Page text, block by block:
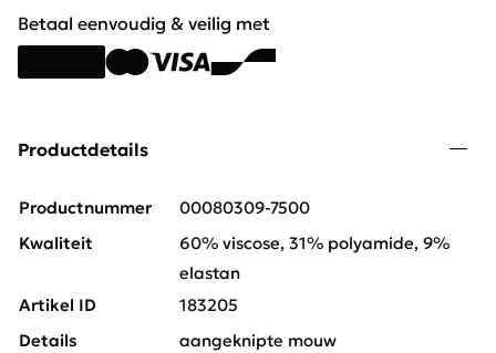
Betaal eenvoudig & veilig met
Productdetails
Productnummer
00080309-7500
Kwaliteit
60% viscose, 31% polyamide, 9%
elastan
Artikel ID
183205
Details
aangeknipte mouw